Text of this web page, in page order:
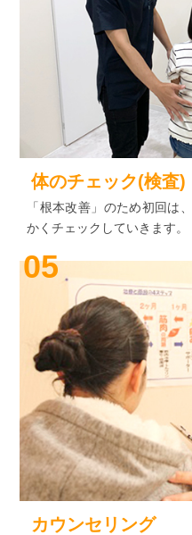
体のチェック(検査)
「根本改善」のため初回は
かくチェックしていきます。
05
カウンセリング